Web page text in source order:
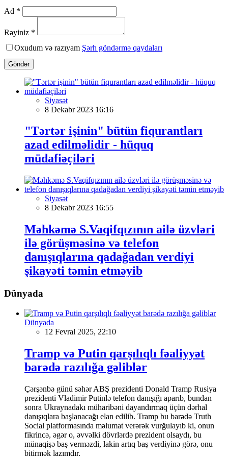
Ad *
Rəyiniz *
Oxudum və razıyam Şərh göndərmə qaydaları
Göndər
Siyasət
8 Dekabr 2023 16:16
"Tərtər işinin" bütün fiqurantları
azad edilməlidir - hüquq
müdafiəçiləri
Siyasət
8 Dekabr 2023 16:55
Məhkəmə S.Vaqifqızının ailə üzvləri
ilə görüşməsinə və telefon
danışıqlarına qadağadan verdiyi
şikayəti təmin etməyib
Dünyada
Dünyada
12 Fevral 2025, 22:10
Tramp və Putin qarşılıqlı fəaliyyət
barədə razılığa gəliblər
Çərşənbə günü səhər ABŞ prezidenti Donald Tramp Rusiya
prezidenti Vladimir Putinlə telefon danışığı aparıb, bundan
sonra Ukraynadakı müharibəni dayandırmaq üçün dərhal
danışıqlara başlanacağı elan edilib. Tramp bu barədə Truth
Social platformasında məlumat verərək vurğulayıb ki, onun
fikrincə, əgər o, əvvəlki dövrlərdə prezident olsaydı, bu
münaqişə baş verməzdi, lakin artıq baş verdiyinə görə, onu
bitirmək lazımdır.